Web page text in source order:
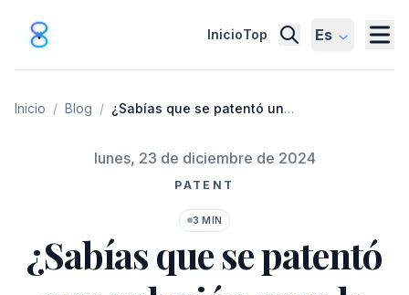
InicioTop Es
Inicio / Blog / ¿Sabías que se patentó una
Publicado el
lunes, 23 de diciembre de 2024
PATENT
3 MIN
¿Sabías que se patentó